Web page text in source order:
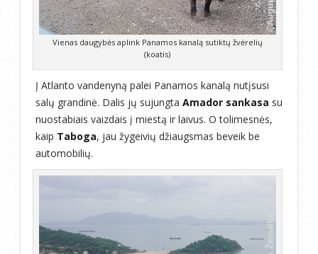
Vienas daugybės aplink Panamos kanalą sutiktų žvėrelių
(koatis)
Į Atlanto vandenyną palei Panamos kanalą nutįsusi
salų grandinė. Dalis jų sujungta Amador sankasa su
nuostabiais vaizdais į miestą ir laivus. O tolimesnės,
kaip Taboga, jau žygeivių džiaugsmas beveik be
automobilių.